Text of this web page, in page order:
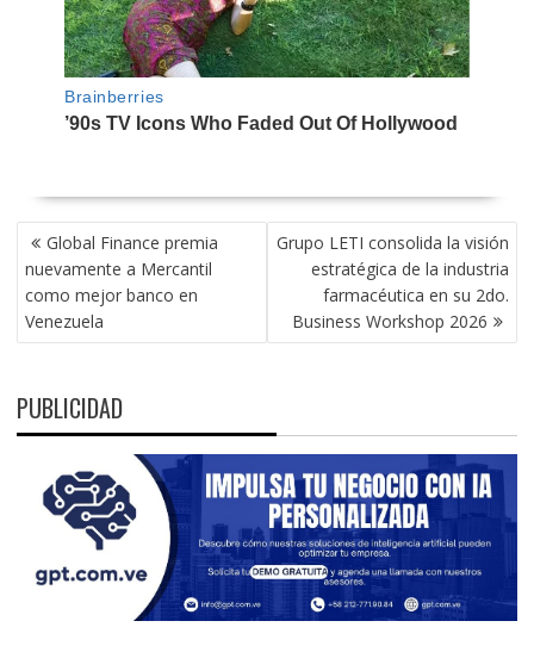
NAVEGACIÓN
DE
ENTRADAS
Global Finance premia
nuevamente a Mercantil
como mejor banco en
Venezuela
Grupo LETI consolida la visión
estratégica de la industria
farmacéutica en su 2do.
Business Workshop 2026
PUBLICIDAD